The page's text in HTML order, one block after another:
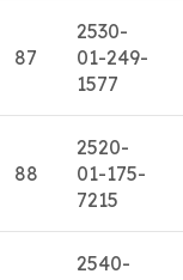
87
2530-
01-249-
1577
88
2520-
01-175-
7215
2540-